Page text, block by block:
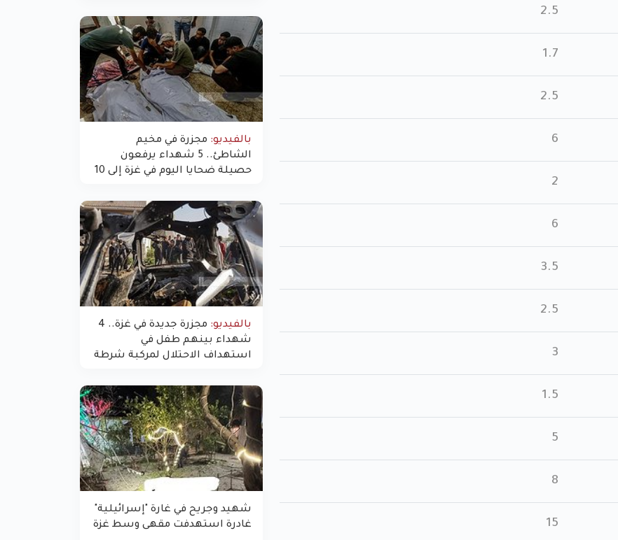
2.5
1.7
2.5
6
2
6
3.5
2.5
3
1.5
5
8
15
بالفيديو: مجزرة في مخيم
الشاطئ.. 5 شهداء يرفعون
حصيلة ضحايا اليوم في غزة إلى 10
بالفيديو:
مجزرة جديدة في غزة.. 4
شهداء بينهم طفل في
استهداف الاحتلال لمركبة شرطة
شهيد وجريح في غارة "إسرائيلية"
غادرة استهدفت مقهى وسط غزة